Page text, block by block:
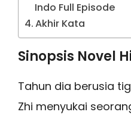
Indo Full Episode
Akhir Kata
Sinopsis Novel
Tahun dia berusia
Zhi menyukai